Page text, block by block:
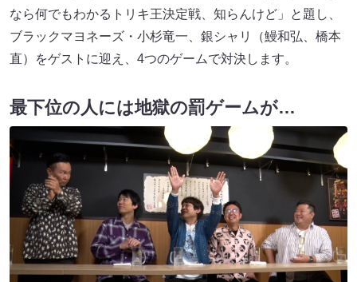
なら何でもわかるトリキ王決定戦、知らんけど」と題し、
ブラックマヨネーズ・小杉竜一、銀シャリ（鰻和弘、橋本
直）をゲストに迎え、4つのゲームで対決します。
最下位の人には地獄の罰ゲームが…